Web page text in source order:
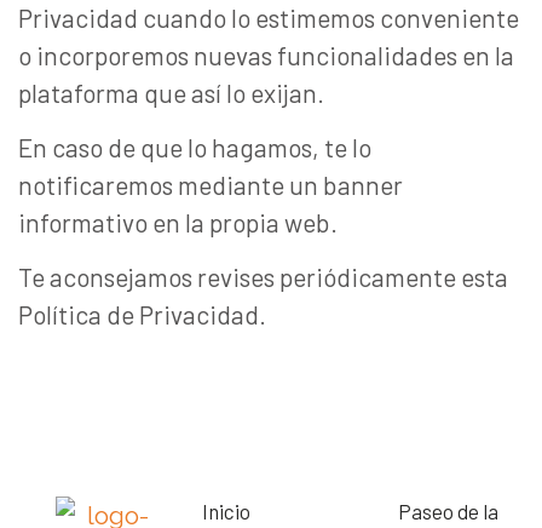
Privacidad cuando lo estimemos conveniente
o incorporemos nuevas funcionalidades en la
plataforma que así lo exijan.
En caso de que lo hagamos, te lo
notificaremos mediante un banner
informativo en la propia web.
Te aconsejamos revises periódicamente esta
Política de Privacidad.
Inicio
Paseo de la